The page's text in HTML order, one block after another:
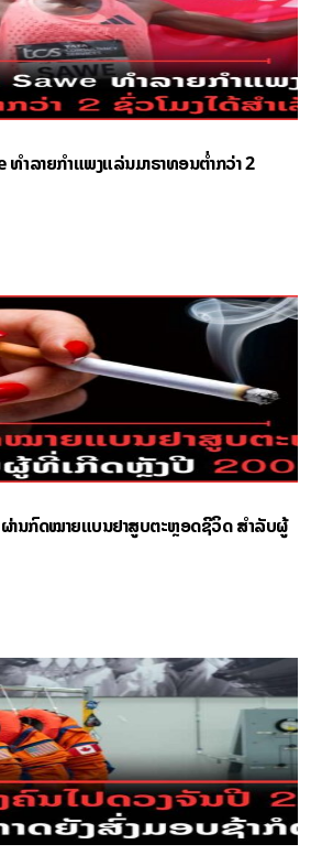
ຳລາຍກຳແພງແລ່ນມາຣາທອນຕ່ຳກວ່າ 2
ຜ່ານກົດໝາຍແບນຢາສູບຕະຫຼອດຊີວິດ ສຳລັບຜູ້